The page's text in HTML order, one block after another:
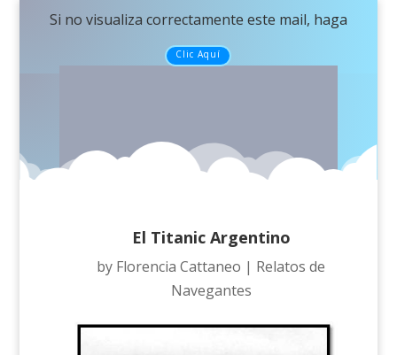
Si no visualiza correctamente este mail, haga
Clic Aquí
El Titanic Argentino
by Florencia Cattaneo | Relatos de
Navegantes